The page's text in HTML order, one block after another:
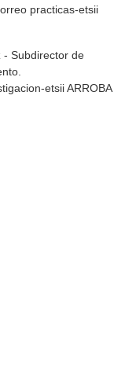
practicas-etsii
- Subdirector de
etsii ARROBA